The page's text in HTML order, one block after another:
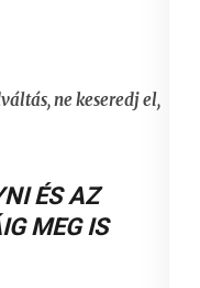
ne keseredj el,
ÉS AZ
MEG IS